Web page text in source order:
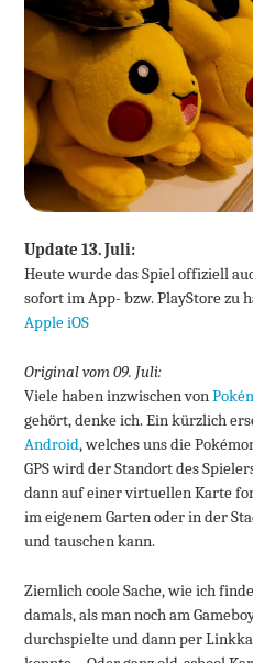
Update 13. Juli:
Heute wurde das Spiel offiziell
sofort im App- bzw. PlayStore zu
Apple iOS
Original vom 09. Juli:
Viele haben inzwischen von
gehört, denke ich. Ein kürzlich
Android, welches uns die
GPS wird der Standort des
dann auf einer virtuellen Karte
im eigenem Garten oder in der
und tauschen kann.
Ziemlich coole Sache, wie ich
damals, als man noch am
durchspielte und dann per